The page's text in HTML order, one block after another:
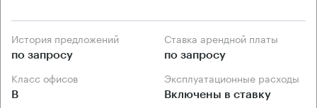
История предложений
по запросу
Ставка арендной платы
по запросу
Класс офисов
B
Эксплуатационные расходы
Включены в ставку